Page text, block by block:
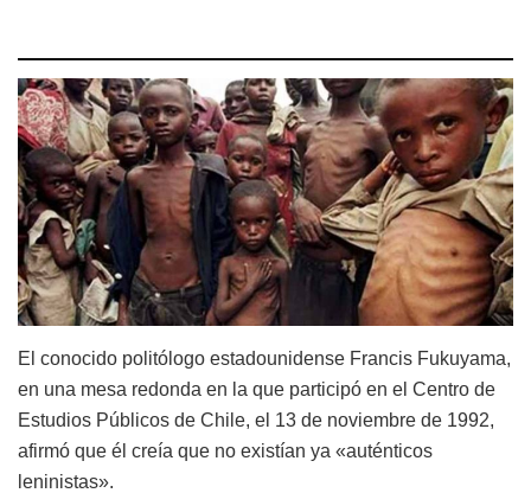
El conocido politólogo estadounidense Francis Fukuyama,
en una mesa redonda en la que participó en el Centro de
Estudios Públicos de Chile, el 13 de noviembre de 1992,
afirmó que él creía que no existían ya «auténticos
leninistas».